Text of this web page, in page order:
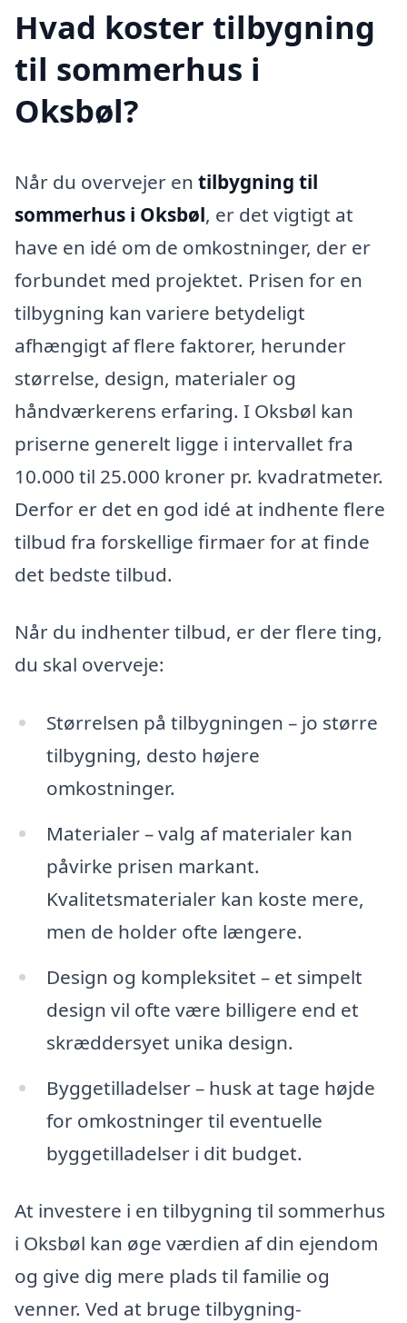
Hvad koster tilbygning
til sommerhus i
Oksbøl?
Når du overvejer en tilbygning til
sommerhus i Oksbøl, er det vigtigt at
have en idé om de omkostninger, der er
forbundet med projektet. Prisen for en
tilbygning kan variere betydeligt
afhængigt af flere faktorer, herunder
størrelse, design, materialer og
håndværkerens erfaring. I Oksbøl kan
priserne generelt ligge i intervallet fra
10.000 til 25.000 kroner pr. kvadratmeter.
Derfor er det en god idé at indhente flere
tilbud fra forskellige firmaer for at finde
det bedste tilbud.
Når du indhenter tilbud, er der flere ting,
du skal overveje:
Størrelsen på tilbygningen – jo større
tilbygning, desto højere
omkostninger.
Materialer – valg af materialer kan
påvirke prisen markant.
Kvalitetsmaterialer kan koste mere,
men de holder ofte længere.
Design og kompleksitet – et simpelt
design vil ofte være billigere end et
skræddersyet unika design.
Byggetilladelser – husk at tage højde
for omkostninger til eventuelle
byggetilladelser i dit budget.
At investere i en tilbygning til sommerhus
i Oksbøl kan øge værdien af din ejendom
og give dig mere plads til familie og
venner. Ved at bruge tilbygning-